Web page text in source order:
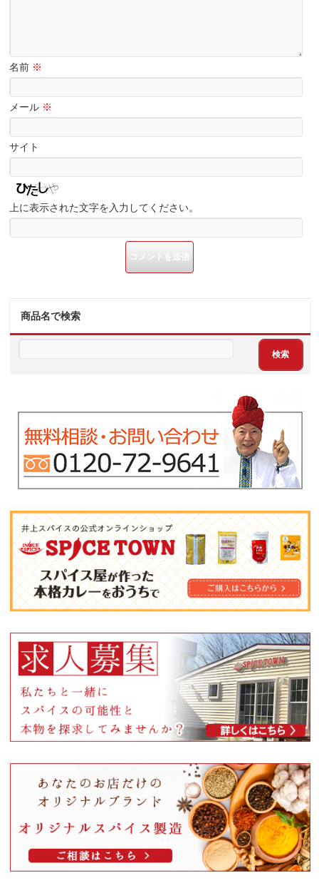
名前 ※
メール ※
サイト
上に表示された文字を入力してください。
商品名で検索